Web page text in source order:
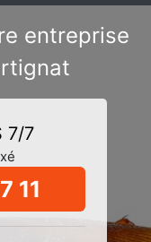
entreprise
7/7
11